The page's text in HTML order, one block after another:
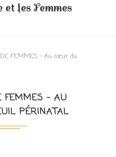
et les Femmes
FEMMES – Au cœur du
– AU
PÉRINATAL